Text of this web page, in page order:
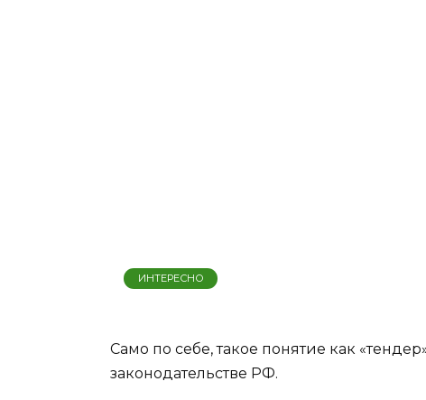
ИНТЕРЕСНО
Само по себе, такое понятие как
законодательстве РФ.